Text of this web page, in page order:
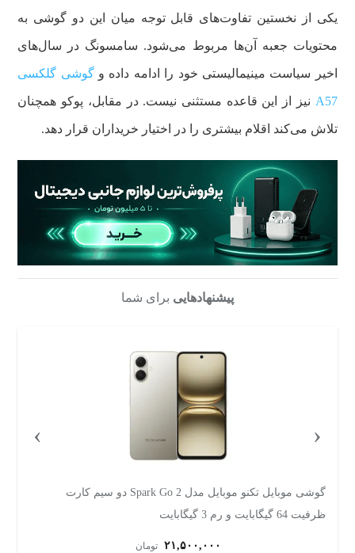
یکی از نخستین تفاوت‌های قابل توجه میان این دو گوشی به
محتویات جعبه آن‌ها مربوط می‌شود. سامسونگ در سال‌های
اخیر سیاست مینیمالیستی خود را ادامه داده وگوشی گلکسی
A57 نیز از این قاعده مستثنی نیست. در مقابل، پوکو همچنان
تلاش می‌کند اقلام بیشتری را در اختیار خریداران قرار دهد.
پیشنهادهایی برای شما
گوشی موبایل تکنو موبایل مدل Spark Go 2 دو سیم کارت
ظرفیت 64 گیگابایت و رم 3 گیگابایت
۲۱,۵۰۰,۰۰۰ تومان
‹
›